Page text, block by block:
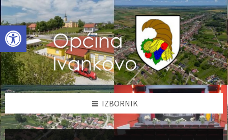
Open toolbar
Skip
to
content
Skip
to
left
sidebar
Skip
to
footer
IZBORNIK